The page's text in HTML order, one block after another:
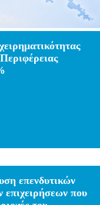
επενδυτικών
που